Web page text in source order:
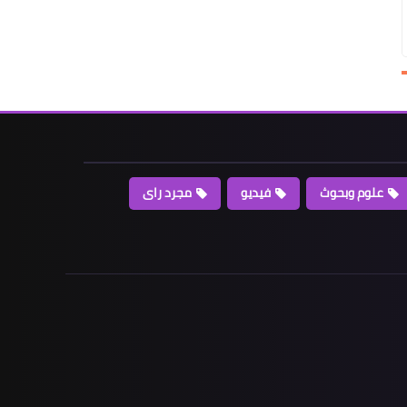
علوم وبحوث فيديو
مجرد راى